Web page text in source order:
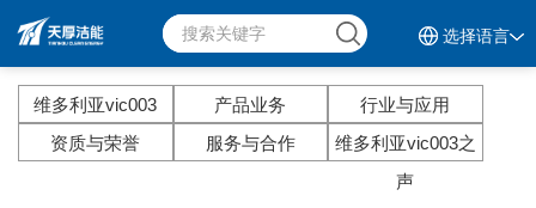
维多利亚vic003-维多利亚
官方网站
选择语言
维多利亚vic003 产品业务
行业与应用
资质与荣誉
服务与合作
维多利亚vic003之
声